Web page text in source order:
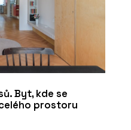
Byt, kde se
prostoru